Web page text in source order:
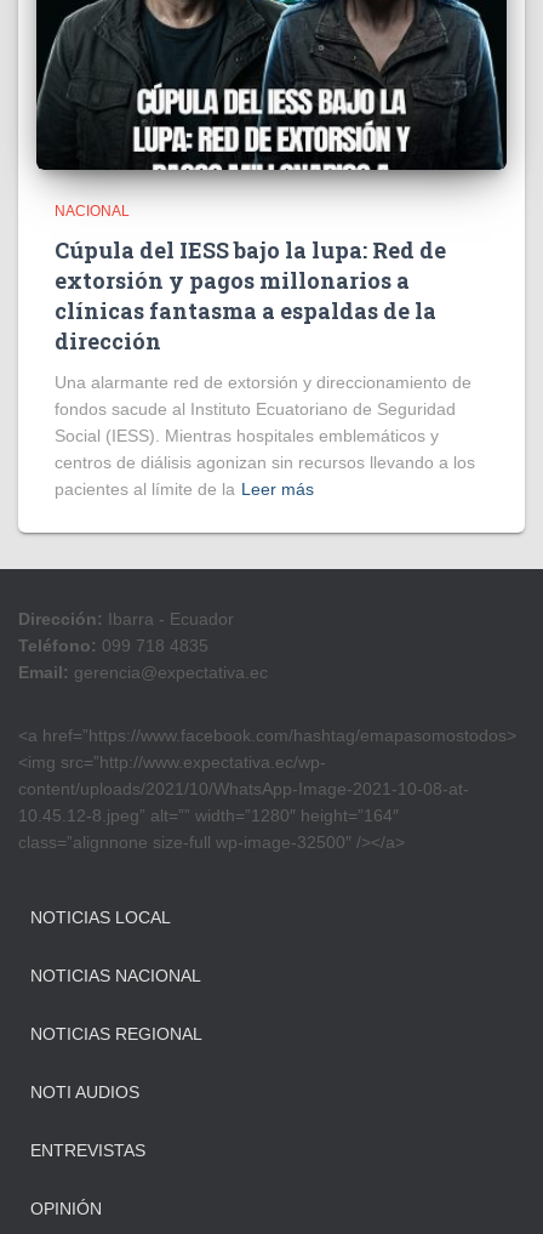
NACIONAL
Cúpula del IESS bajo la lupa: Red de
extorsión y pagos millonarios a
clínicas fantasma a espaldas de la
dirección
​Una alarmante red de extorsión y direccionamiento de
fondos sacude al Instituto Ecuatoriano de Seguridad
Social (IESS). Mientras hospitales emblemáticos y
centros de diálisis agonizan sin recursos llevando a los
pacientes al límite de la Leer más
Dirección: Ibarra - Ecuador
Teléfono: 099 718 4835
Email: gerencia@expectativa.ec
<a href=”https://www.facebook.com/hashtag/emapasomostodos>
<img src=”http://www.expectativa.ec/wp-
content/uploads/2021/10/WhatsApp-Image-2021-10-08-at-
10.45.12-8.jpeg” alt=”” width=”1280″ height=”164″
class=”alignnone size-full wp-image-32500″ /></a>
NOTICIAS LOCAL
NOTICIAS NACIONAL
NOTICIAS REGIONAL
NOTI AUDIOS
ENTREVISTAS
OPINIÓN